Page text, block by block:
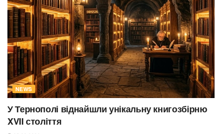
NEWS
У Тернополі віднайшли унікальну книгозбірню
XVII століття